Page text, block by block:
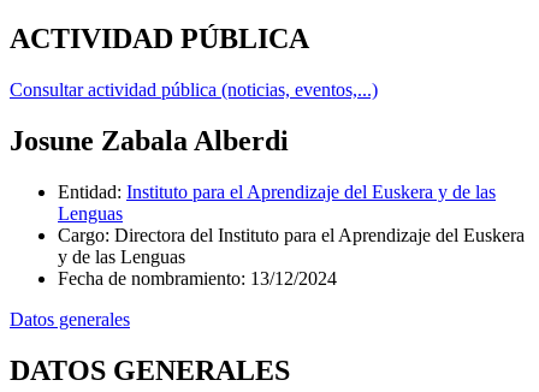
ACTIVIDAD PÚBLICA
Consultar actividad pública (noticias, eventos,...)
Josune Zabala Alberdi
Entidad: Instituto para el Aprendizaje del Euskera y de las
Lenguas
Cargo: Directora del Instituto para el Aprendizaje del Euskera
y de las Lenguas
Fecha de nombramiento: 13/12/2024
Datos generales
DATOS GENERALES